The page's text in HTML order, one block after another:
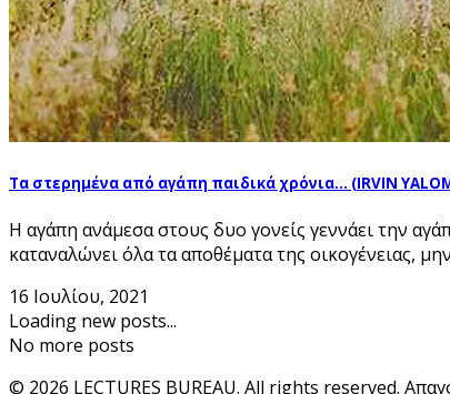
Τα στερημένα από αγάπη παιδικά χρόνια… (IRVIN
Η αγάπη ανάμεσα στους δυο γονείς γεννάει την
καταναλώνει όλα τα αποθέματα της οικογένειας,
16 Ιουλίου, 2021
Loading new posts...
No more posts
© 2026 LECTURES BUREAU. All rights reserved.